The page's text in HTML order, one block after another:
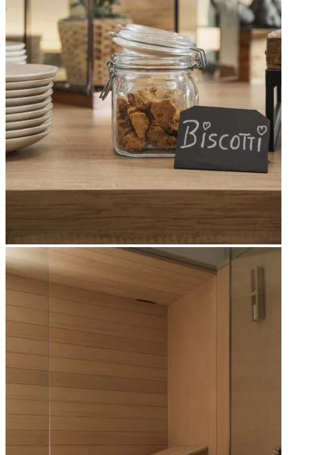
Apri immagine Mitico-68